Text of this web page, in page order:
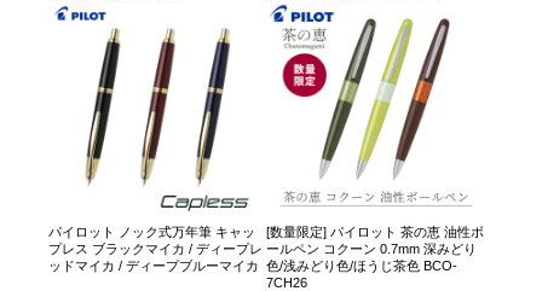
パイロット ノック式万年筆 キャッ
プレス ブラックマイカ / ディープレ
ッドマイカ / ディープブルーマイカ
[数量限定] パイロット 茶の恵 油性ボ
ールペン コクーン 0.7mm 深みどり
色/浅みどり色/ほうじ茶色 BCO-
7CH26